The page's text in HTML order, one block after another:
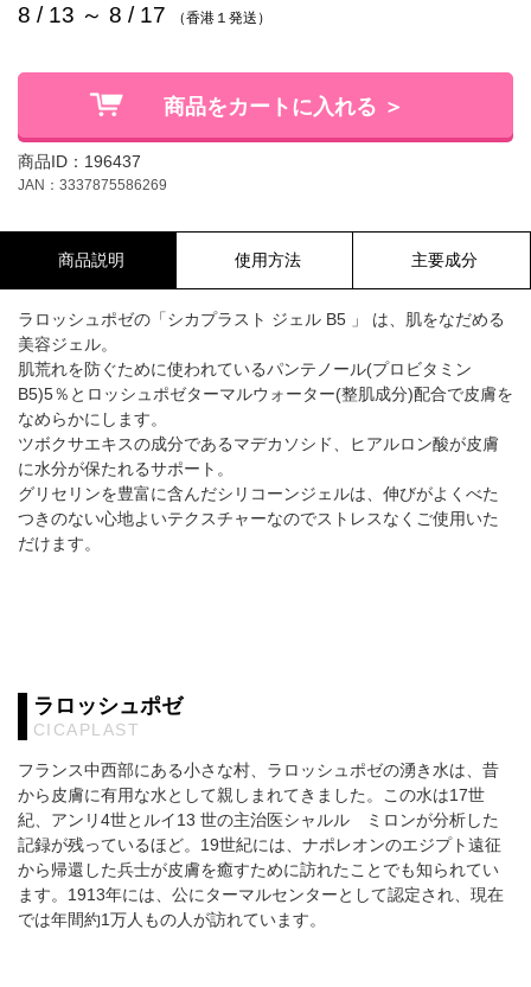
8 / 13 ～ 8 / 17 （香港１発送）
商品をカートに入れる ＞
商品ID：196437
JAN：3337875586269
商品説明 使用方法 主要成分
ラロッシュポゼの「シカプラスト ジェル B5 」 は、肌をなだめる
美容ジェル。
肌荒れを防ぐために使われているパンテノール(プロビタミン
B5)5％とロッシュポゼターマルウォーター(整肌成分)配合で皮膚を
なめらかにします。
ツボクサエキスの成分であるマデカソシド、ヒアルロン酸が皮膚
に水分が保たれるサポート。
グリセリンを豊富に含んだシリコーンジェルは、伸びがよくべた
つきのない心地よいテクスチャーなのでストレスなくご使用いた
だけます。
ラロッシュポゼ
CICAPLAST
フランス中西部にある小さな村、ラロッシュポゼの湧き水は、昔
から皮膚に有用な水として親しまれてきました。この水は17世
紀、アンリ4世とルイ13 世の主治医シャルル ミロンが分析した
記録が残っているほど。19世紀には、ナポレオンのエジプト遠征
から帰還した兵士が皮膚を癒すために訪れたことでも知られてい
ます。1913年には、公にターマルセンターとして認定され、現在
では年間約1万人もの人が訪れています。